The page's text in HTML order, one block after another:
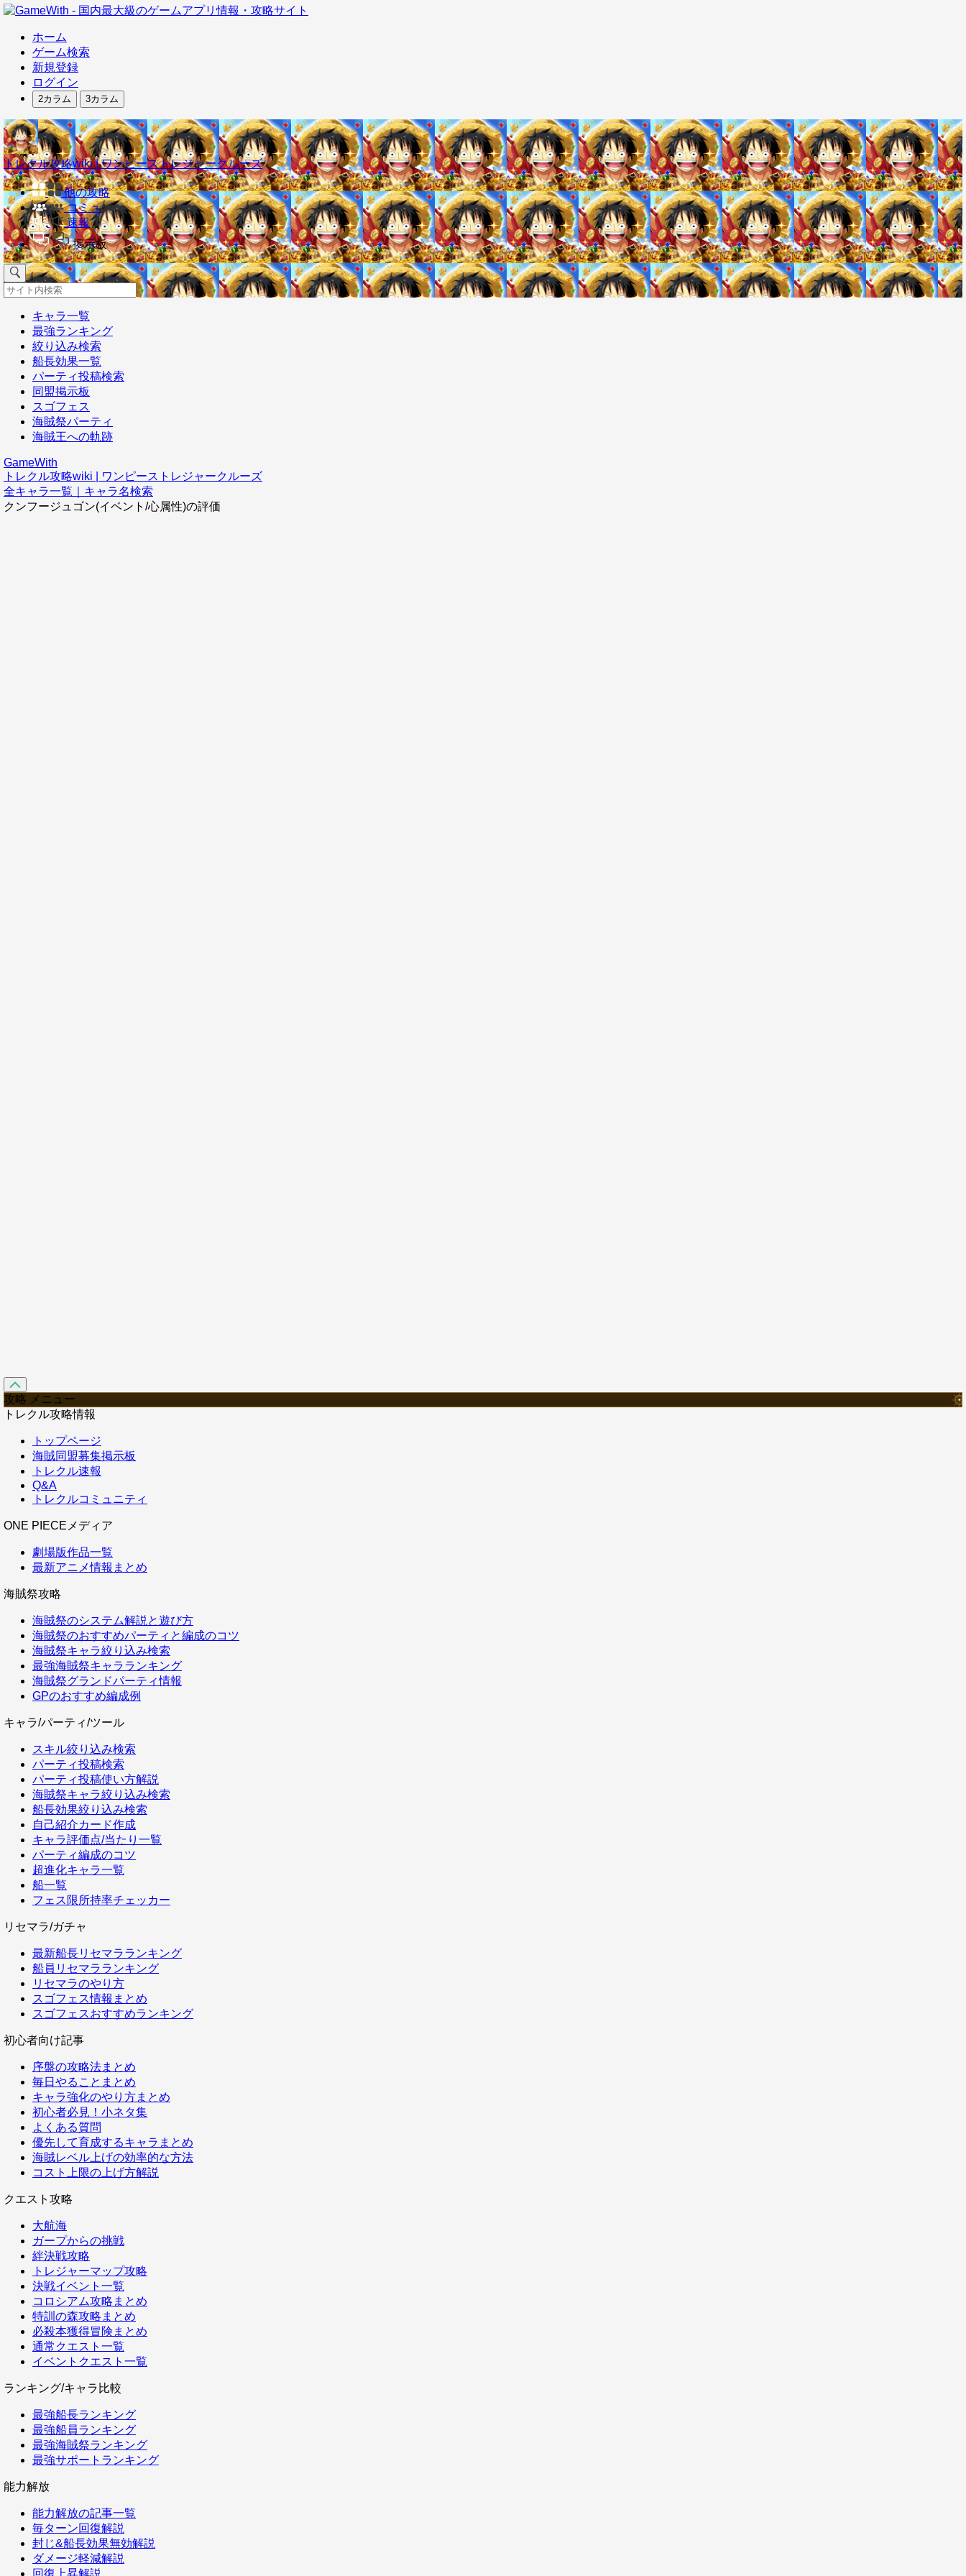
ホーム
ゲーム検索
新規登録
ログイン
2カラム 3カラム
トレクル攻略wiki | ワンピーストレジャークルーズ
他の攻略
コミュ
速報
掲示板
キャラ一覧
最強ランキング
絞り込み検索
船長効果一覧
パーティ投稿検索
同盟掲示板
スゴフェス
海賊祭パーティ
海賊王への軌跡
GameWith
トレクル攻略wiki | ワンピーストレジャークルーズ
全キャラ一覧｜キャラ名検索
クンフージュゴン(イベント/心属性)の評価
攻略 メニュー
トレクル攻略情報
トップページ
海賊同盟募集掲示板
トレクル速報
Q&A
トレクルコミュニティ
ONE PIECEメディア
劇場版作品一覧
最新アニメ情報まとめ
海賊祭攻略
海賊祭のシステム解説と遊び方
海賊祭のおすすめパーティと編成のコツ
海賊祭キャラ絞り込み検索
最強海賊祭キャラランキング
海賊祭グランドパーティ情報
GPのおすすめ編成例
キャラ/パーティ/ツール
スキル絞り込み検索
パーティ投稿検索
パーティ投稿使い方解説
海賊祭キャラ絞り込み検索
船長効果絞り込み検索
自己紹介カード作成
キャラ評価点/当たり一覧
パーティ編成のコツ
超進化キャラ一覧
船一覧
フェス限所持率チェッカー
リセマラ/ガチャ
最新船長リセマラランキング
船員リセマラランキング
リセマラのやり方
スゴフェス情報まとめ
スゴフェスおすすめランキング
初心者向け記事
序盤の攻略法まとめ
毎日やることまとめ
キャラ強化のやり方まとめ
初心者必見！小ネタ集
よくある質問
優先して育成するキャラまとめ
海賊レベル上げの効率的な方法
コスト上限の上げ方解説
クエスト攻略
大航海
ガープからの挑戦
絆決戦攻略
トレジャーマップ攻略
決戦イベント一覧
コロシアム攻略まとめ
特訓の森攻略まとめ
必殺本獲得冒険まとめ
通常クエスト一覧
イベントクエスト一覧
ランキング/キャラ比較
最強船長ランキング
最強船員ランキング
最強海賊祭ランキング
最強サポートランキング
能力解放
能力解放の記事一覧
毎ターン回復解説
封じ&船長効果無効解説
ダメージ軽減解説
回復上昇解説